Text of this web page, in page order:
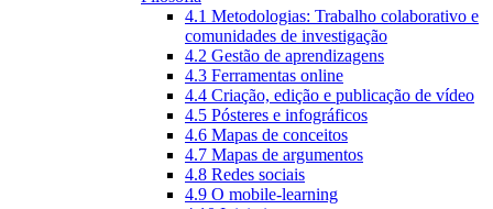
4.1 Metodologias: Trabalho colaborativo e
comunidades de investigação
4.2 Gestão de aprendizagens
4.3 Ferramentas online
4.4 Criação, edição e publicação de vídeo
4.5 Pósteres e infográficos
4.6 Mapas de conceitos
4.7 Mapas de argumentos
4.8 Redes sociais
4.9 O mobile-learning